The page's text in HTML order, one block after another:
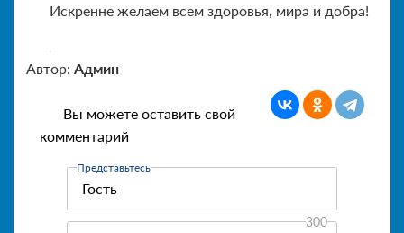
Искренне желаем всем здоровья, мира и добра!
Автор: Админ
Вы можете оставить свой
комментарий
Представьтесь
300